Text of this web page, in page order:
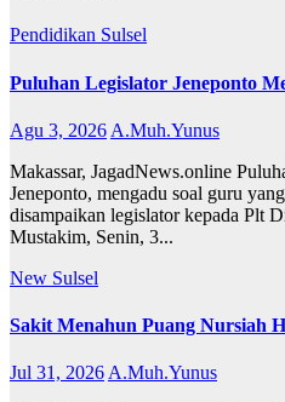
Pendidikan Sulsel
Puluhan Legislator Jeneponto
Agu 3, 2026 A.Muh.Yunus
Makassar, JagadNews.online
Jeneponto, mengadu soal guru
disampaikan legislator kepada Plt
Mustakim, Senin, 3...
New Sulsel
Sakit Menahun Puang Nursiah
Jul 31, 2026A.Muh.Yunus